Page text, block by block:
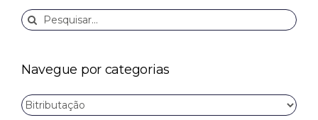
Buscar
resultados
Navegue por categorias
Navegue